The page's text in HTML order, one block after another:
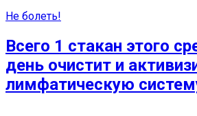
Не болеть!
Всего 1 стакан этого
день очистит и
лимфатическую